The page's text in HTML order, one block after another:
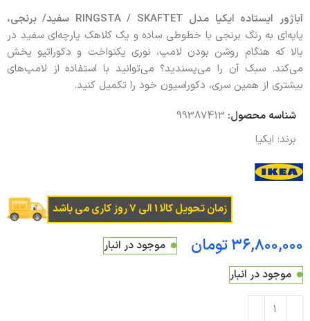
آباژور ایستاده ایکیا مدل RINGSTA / SKAFTET سفید/ برنجی،
پایه‌ای به رنگ برنجی با خطوطی ساده و یک کلاهک پارچه‌ای سفید در
بالا که هنگام روشن بودن لامپ، نوری یکنواخت و دکوراتیو پخش
می‌کند. سبک آن را می‌پسندید؟ می‌توانید با استفاده از لامپ‌های
بیشتری از همین سری، دکوراسیون خود را تکمیل کنید.
شناسه محصول: 99387413
برند: ایکیا
زمان تحویل کالا 1 الی 7 روز کاری می باشد
تومان
موجود در انبار
موجود در انبار